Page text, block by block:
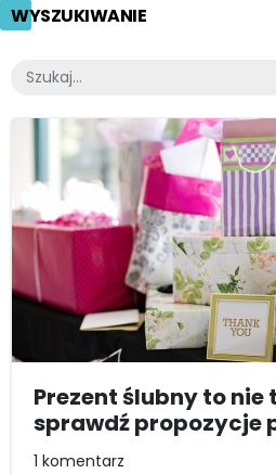
WYSZUKIWANIE
Prezent ślubny to
sprawdź propozycje
1 komentarz